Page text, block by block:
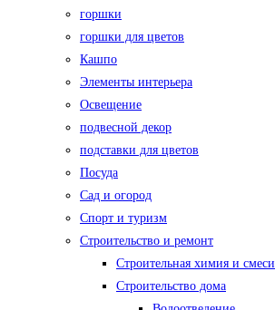
горшки
горшки для цветов
Кашпо
Элементы интерьера
Освещение
подвесной декор
подставки для цветов
Посуда
Сад и огород
Спорт и туризм
Строительство и ремонт
Строительная химия и смеси
Строительство дома